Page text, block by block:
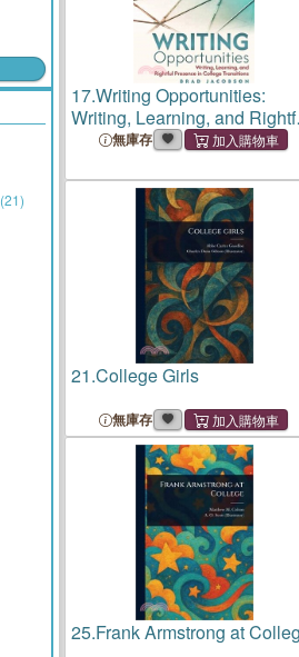
(21)
17.Writing Opportunities:
Writing, Learning, and
Presence in College
無庫存
21.College Girls
無庫存
25.Frank Armstrong at